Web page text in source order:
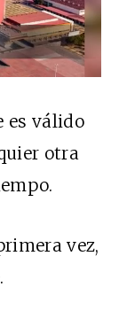
es válido
otra
vez,